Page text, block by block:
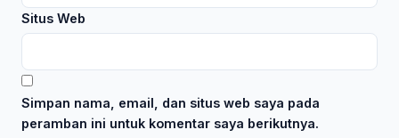
Situs Web
Simpan nama, email, dan situs web saya pada
peramban ini untuk komentar saya berikutnya.